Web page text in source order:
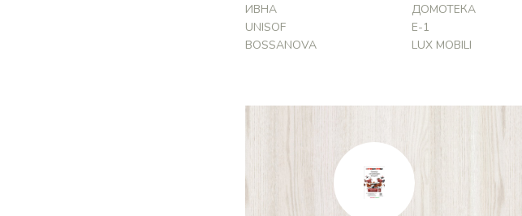
ИВНА ДОМОТЕКА
UNISOF
Е-1
BOSSANOVA
LUX MOBILI